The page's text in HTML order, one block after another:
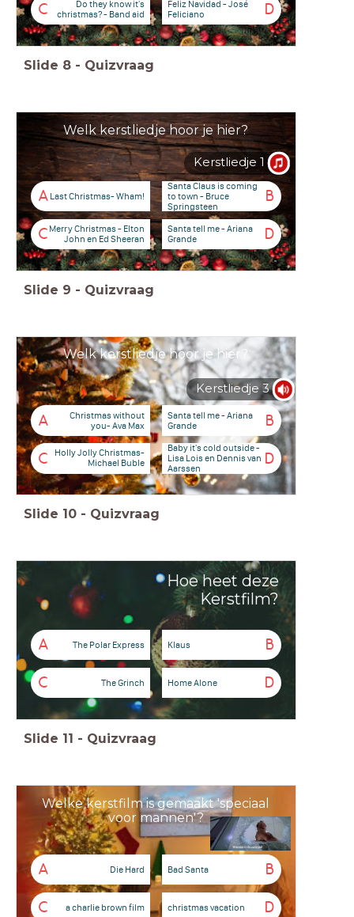
C
Do they know it's
christmas? - Band aid
D
Feliz Navidad - José
Feliciano
Slide 8 - Quizvraag
Welk kerstliedje hoor je hier?
Kerstliedje 1
A Last Christmas- Wham! B
Santa Claus is coming
to town - Bruce
Springsteen
C Merry Christmas - Elton
John en Ed Sheeran
D
Santa tell me - Ariana
Grande
Slide 9 - Quizvraag
Welk kerstliedje hoor je hier?
Kerstliedje 3
A
Christmas without
you- Ava Max
B
Santa tell me - Ariana
Grande
C
Holly Jolly Christmas-
Michael Buble
D
Baby it's cold outside -
Lisa Lois en Dennis van
Aarssen
Slide 10 - Quizvraag
Hoe heet deze
Kerstfilm?
A The Polar Express B
Klaus
C The Grinch D
Home Alone
Slide 11 - Quizvraag
Welke kerstfilm is gemaakt 'speciaal
voor mannen'?
A Die Hard B
Bad Santa
C a charlie brown film D
christmas vacation